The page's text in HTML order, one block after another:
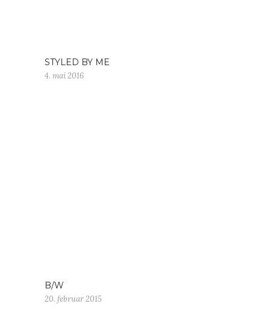
STYLED BY ME
4. mai 2016
B/W
20. februar 2015